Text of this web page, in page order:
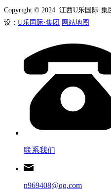
Copyright © 2024 江西U乐国际·
设： U乐国际·集团 网站地图
联系我们
n969408@qq.com